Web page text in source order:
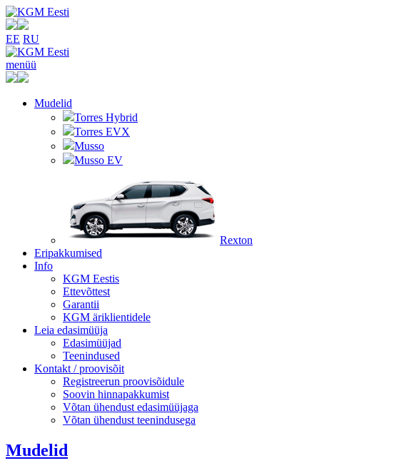
EE RU
menüü
Mudelid
Torres Hybrid
Torres EVX
Musso
Musso EV
Rexton
Eripakkumised
Info
KGM Eestis
Ettevõttest
Garantii
KGM äriklientidele
Leia edasimüüja
Edasimüüjad
Teenindused
Kontakt / proovisõit
Registreerun proovisõidule
Soovin hinnapakkumist
Võtan ühendust edasimüüjaga
Võtan ühendust teenindusega
Mudelid